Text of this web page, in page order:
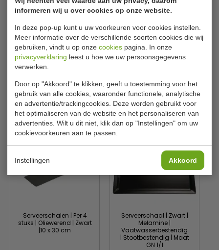
informeren wij u over cookies op onze website.
In deze pop-up kunt u uw voorkeuren voor cookies instellen.
Meer informatie over de verschillende soorten cookies die wij
gebruiken, vindt u op onze cookies pagina. In onze
privacyverklaring leest u hoe we uw persoonsgegevens
verwerken.
Door op "Akkoord" te klikken, geeft u toestemming voor het
gebruik van alle cookies, waaronder functionele, analytische
en advertentie/trackingcookies. Deze worden gebruikt voor
het optimaliseren van de website en het personaliseren van
advertenties. Wilt u dit niet, klik dan op "Instellingen" om uw
cookievoorkeuren aan te passen.
Instellingen Akkoord
Model
CC 893
Maten
20 x 13 cm
Aantal
6 stuks
Gewicht
2.18 Kilo
Materiaal
Porselein
Is dit iets voor jou?
Serveerschalen | Per 4
stuks | Oliewerend | Zwart
|10 x 30 cm
Serveerschaal | Zwart |
Melamine |
Vaatwasserbestendig
| Stootbestendig | Maat
GN 1/1